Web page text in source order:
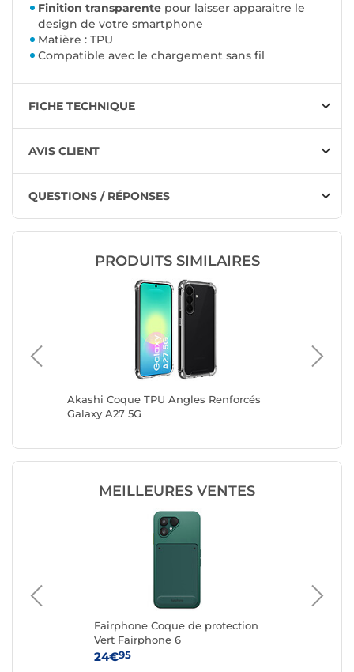
Finition transparente pour laisser apparaitre le
design de votre smartphone
Matière : TPU
Compatible avec le chargement sans fil
FICHE TECHNIQUE
AVIS CLIENT
QUESTIONS / RÉPONSES
PRODUITS SIMILAIRES
Akashi Coque TPU Angles Renforcés
Galaxy A27 5G
MEILLEURES VENTES
Fairphone Coque de protection
Vert Fairphone 6
24€95